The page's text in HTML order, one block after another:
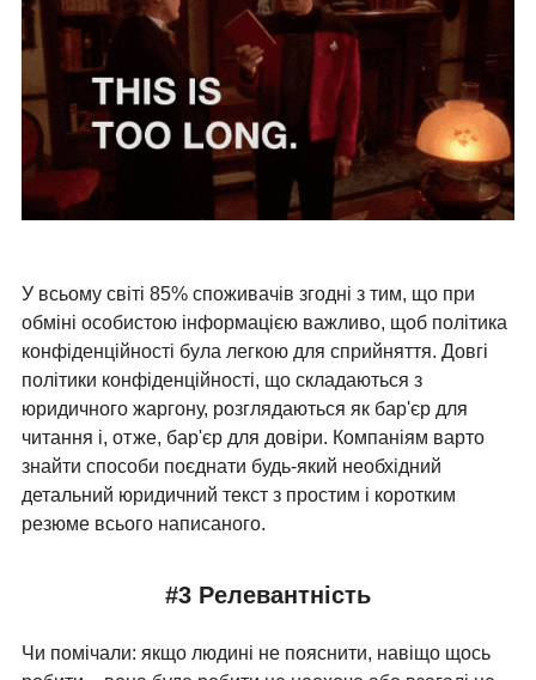
У всьому світі 85% споживачів згодні з тим, що при
обміні особистою інформацією важливо, щоб політика
конфіденційності була легкою для сприйняття. Довгі
політики конфіденційності, що складаються з
юридичного жаргону, розглядаються як бар'єр для
читання і, отже, бар'єр для довіри. Компаніям варто
знайти способи поєднати будь-який необхідний
детальний юридичний текст з простим і коротким
резюме всього написаного.
#3 Релевантність
Чи помічали: якщо людині не пояснити, навіщо щось